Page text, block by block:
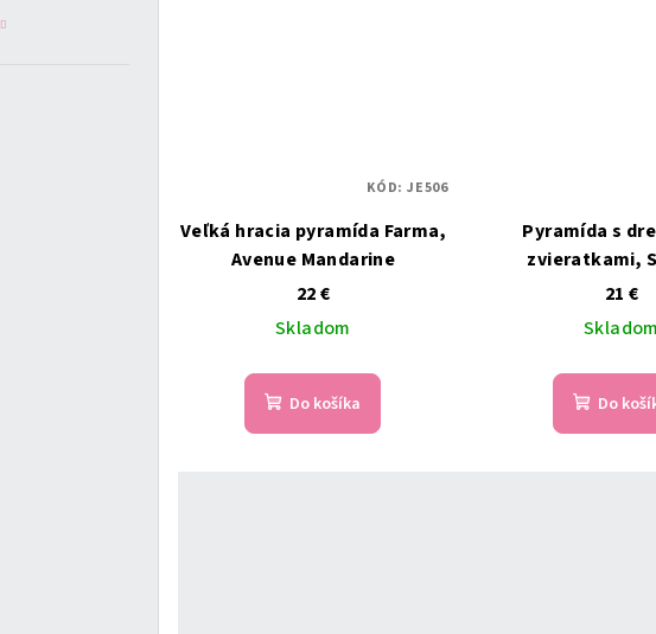
Veľká hracia pyramída Farma,
Avenue Mandarine
22 €
Skladom
Do košíka
KÓD: JE506
Pyramída s
zvieratkami,
21 €
Do